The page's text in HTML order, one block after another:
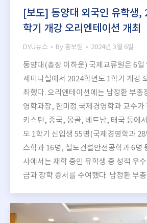
[보도] 동양대 외국인 유학생,
학기 개강 오리엔테이션 개최
DYU뉴스 By 홍보팀 2024년 3월 6일
동양대(총장 이하운) 국제교류원은 6일
세미나실에서 2024학년도 1학기 개강
최했다. 오리엔테이션에는 남정환 부총
영학과장, 한미정 국제경영학과 교수가
키스탄, 중국, 몽골, 베트남, 태국 등에
도 1학기 신입생 55명(국제경영학과 28
스학과 16명, 철도건설안전공학과 6명
사에서는 재학 중인 유학생 중 성적 우
금과 장학 증서를 수여했다. 남정환 부